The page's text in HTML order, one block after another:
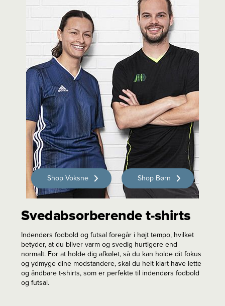
Shop Voksne Shop Børn
Svedabsorberende t-shirts
Indendørs fodbold og futsal foregår i højt tempo, hvilket
betyder, at du bliver varm og svedig hurtigere end
normalt. For at holde dig afkølet, så du kan holde dit fokus
og ydmyge dine modstandere, skal du helt klart have lette
og åndbare t-shirts, som er perfekte til indendørs fodbold
og futsal.